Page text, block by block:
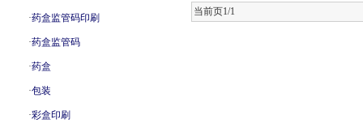
·药盒监管码印刷
·药盒监管码
·药盒
·包装
·彩盒印刷
当前页1/1